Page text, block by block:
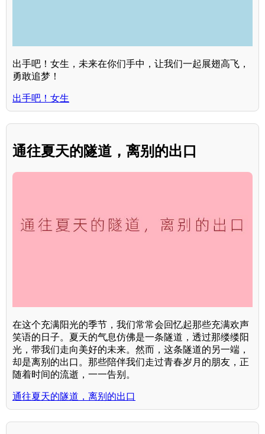
出手吧！女生，未来在你们手中，让我们一起展翅高飞，
勇敢追梦！
出手吧！女生
通往夏天的隧道，离别的出口
在这个充满阳光的季节，我们常常会回忆起那些充满欢声
笑语的日子。夏天的气息仿佛是一条隧道，透过那缕缕阳
光，带我们走向美好的未来。然而，这条隧道的另一端，
却是离别的出口。那些陪伴我们走过青春岁月的朋友，正
随着时间的流逝，一一告别。
通往夏天的隧道，离别的出口